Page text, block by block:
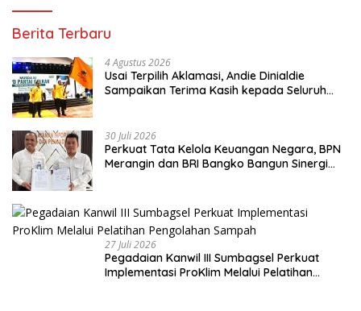
Berita Terbaru
4 Agustus 2026
Usai Terpilih Aklamasi, Andie Dinialdie
Sampaikan Terima Kasih kepada Seluruh
30 Juli 2026
Perkuat Tata Kelola Keuangan Negara, BPN
Merangin dan BRI Bangko Bangun Sinergi
27 Juli 2026
Pegadaian Kanwil III Sumbagsel Perkuat
Implementasi ProKlim Melalui Pelatihan